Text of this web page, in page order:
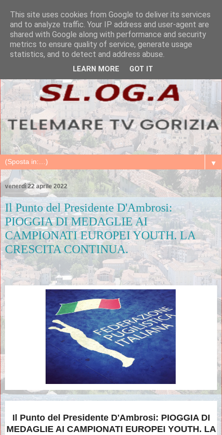
▼
venerdì 22 aprile 2022
Il Punto del Presidente D'Ambrosi:
PIOGGIA DI MEDAGLIE AI
CAMPIONATI EUROPEI YOUTH. LA
CRESCITA CONTINUA.
Il Punto del Presidente D'Ambrosi: PIOGGIA DI
MEDAGLIE AI CAMPIONATI EUROPEI YOUTH. LA
This site uses cookies from Google to deliver its services
and to analyze traffic. Your IP address and user-agent are
shared with Google along with performance and security
metrics to ensure quality of service, generate usage
statistics, and to detect and address abuse.
LEARN MORE GOT IT